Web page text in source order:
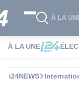
À LA
À LA UNE
i24NEWS